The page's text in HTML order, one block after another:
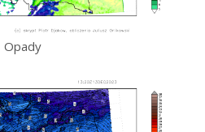
Opady